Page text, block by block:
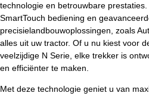
technologie en betrouwbare
SmartTouch bediening en
precisielandbouwoplossingen, zoals
alles uit uw tractor. Of u nu kiest voor
veelzijdige N Serie, elke trekker is
en efficiënter te maken.
Met deze technologie geniet u van